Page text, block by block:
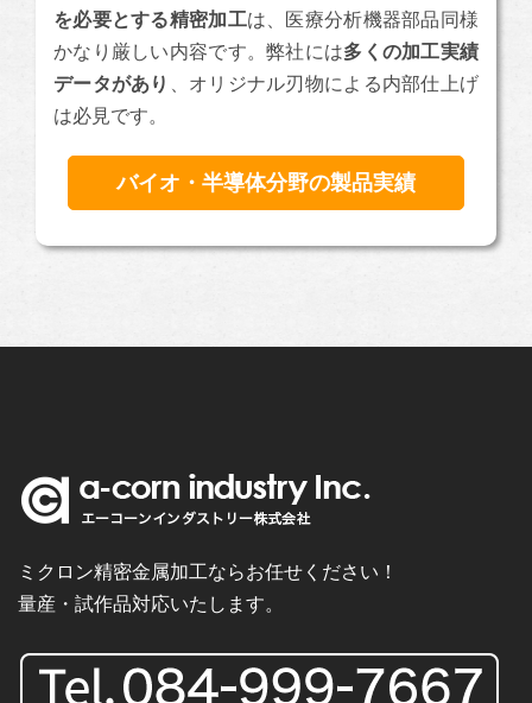
を必要とする精密加工は、医療分析機器部品同様
かなり厳しい内容です。弊社には多くの加工実績
データがあり
、オリジナル刃物による内部仕上げ
は必見です。
バイオ・半導体分野の製品実績
ミクロン精密金属加工ならお任せください！
量産・試作品対応いたします。